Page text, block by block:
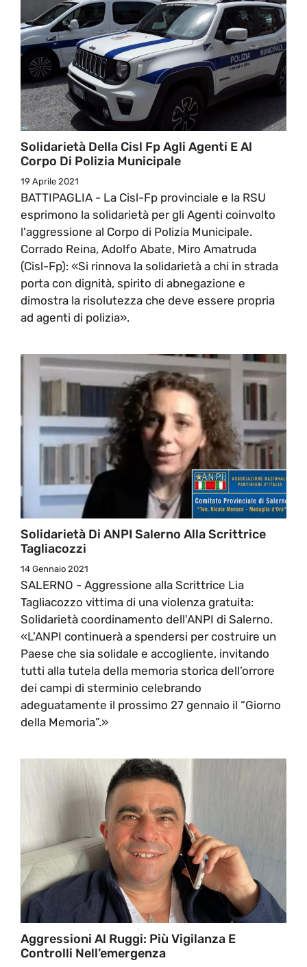
Solidarietà Della Cisl Fp Agli Agenti E Al
Corpo Di Polizia Municipale
19 Aprile 2021
BATTIPAGLIA - La Cisl-Fp provinciale e la RSU
esprimono la solidarietà per gli Agenti coinvolto
l'aggressione al Corpo di Polizia Municipale.
Corrado Reina, Adolfo Abate, Miro Amatruda
(Cisl-Fp): «Si rinnova la solidarietà a chi in strada
porta con dignità, spirito di abnegazione e
dimostra la risolutezza che deve essere propria
ad agenti di polizia».
Solidarietà Di ANPI Salerno Alla Scrittrice
Tagliacozzi
14 Gennaio 2021
SALERNO - Aggressione alla Scrittrice Lia
Tagliacozzo vittima di una violenza gratuita:
Solidarietà coordinamento dell'ANPI di Salerno.
«L’ANPI continuerà a spendersi per costruire un
Paese che sia solidale e accogliente, invitando
tutti alla tutela della memoria storica dell’orrore
dei campi di sterminio celebrando
adeguatamente il prossimo 27 gennaio il “Giorno
della Memoria”.»
Aggressioni Al Ruggi: Più Vigilanza E
Controlli Nell’emergenza